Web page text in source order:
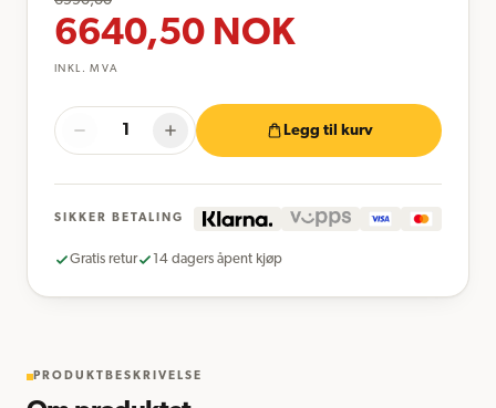
6640,50 NOK
INKL. MVA
Legg til kurv
SIKKER BETALING
Gratis retur 14 dagers åpent kjøp
PRODUKTBESKRIVELSE